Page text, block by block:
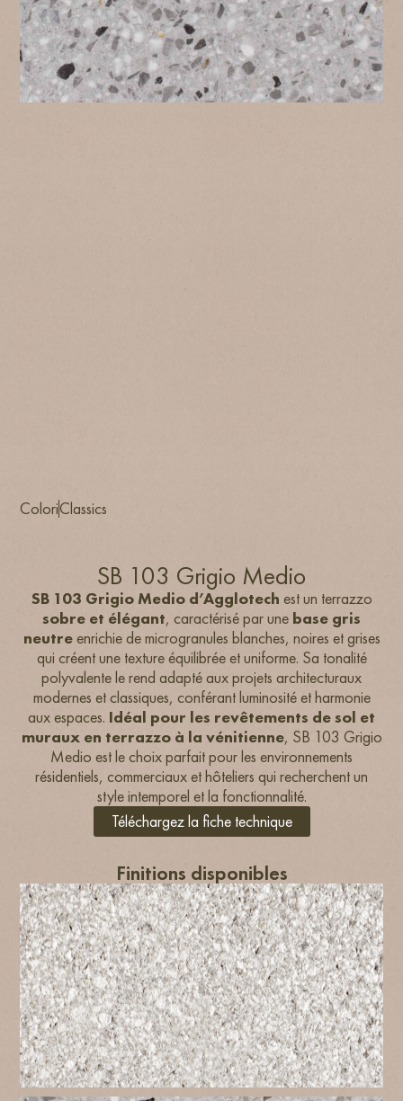
ColoriClassics
SB 103 Grigio Medio
SB 103 Grigio Medio d’Agglotech est un terrazzo
sobre et élégant, caractérisé par une base gris
neutreenrichie demicrogranules blanches, noires et grises
qui créent une texture équilibrée et uniforme. Sa tonalité
polyvalente le rend adapté aux projets architecturaux
modernes et classiques, conférant luminosité et harmonie
aux espaces. Idéal pour les revêtements de sol et
muraux en terrazzo à la vénitienne, SB 103 Grigio
Medio est le choix parfait pour les environnements
résidentiels, commerciaux et hôteliers qui recherchent un
style intemporel et la fonctionnalité.
Téléchargez la fiche technique
Finitions disponibles